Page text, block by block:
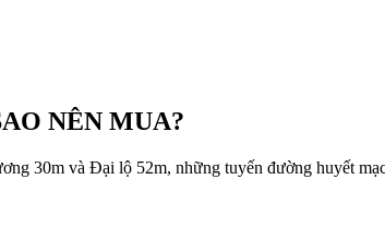
NÊN MUA?
30m và Đại lộ 52m, những tuyến đường huyết